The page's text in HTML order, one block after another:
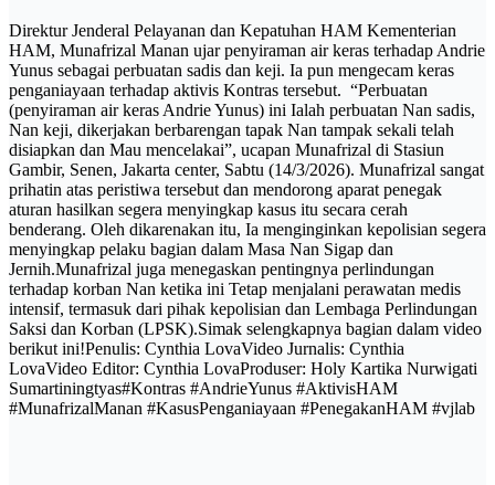
Direktur Jenderal Pelayanan dan Kepatuhan HAM Kementerian
HAM, Munafrizal Manan ujar penyiraman air keras terhadap Andrie
Yunus sebagai perbuatan sadis dan keji. Ia pun mengecam keras
penganiayaan terhadap aktivis Kontras tersebut. “Perbuatan
(penyiraman air keras Andrie Yunus) ini Ialah perbuatan Nan sadis,
Nan keji, dikerjakan berbarengan tapak Nan tampak sekali telah
disiapkan dan Mau mencelakai”, ucapan Munafrizal di Stasiun
Gambir, Senen, Jakarta center, Sabtu (14/3/2026). Munafrizal sangat
prihatin atas peristiwa tersebut dan mendorong aparat penegak
aturan hasilkan segera menyingkap kasus itu secara cerah
benderang. Oleh dikarenakan itu, Ia menginginkan kepolisian segera
menyingkap pelaku bagian dalam Masa Nan Sigap dan
Jernih.Munafrizal juga menegaskan pentingnya perlindungan
terhadap korban Nan ketika ini Tetap menjalani perawatan medis
intensif, termasuk dari pihak kepolisian dan Lembaga Perlindungan
Saksi dan Korban (LPSK).Simak selengkapnya bagian dalam video
berikut ini!Penulis: Cynthia LovaVideo Jurnalis: Cynthia
LovaVideo Editor: Cynthia LovaProduser: Holy Kartika Nurwigati
Sumartiningtyas#Kontras #AndrieYunus #AktivisHAM
#MunafrizalManan #KasusPenganiayaan #PenegakanHAM #vjlab